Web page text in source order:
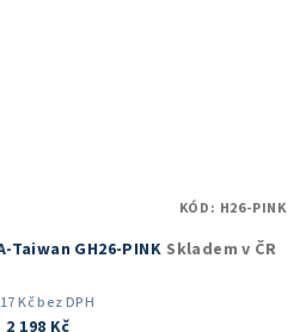
GH26-PINK Skladem v ČR
Kč bez DPH
2 198 Kč
KÓD: H26-PINK